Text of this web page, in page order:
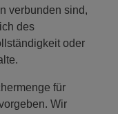
verbunden sind,
des
oder
für
Wir